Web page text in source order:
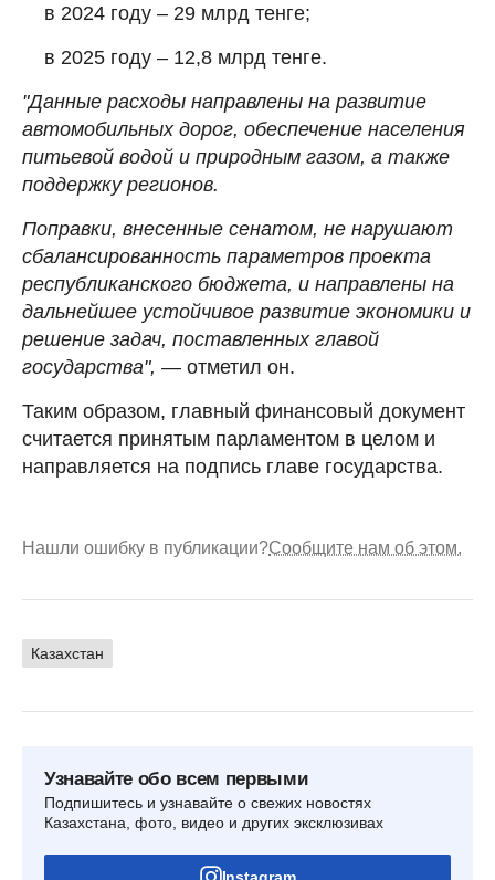
в 2024 году – 29 млрд тенге;
в 2025 году – 12,8 млрд тенге.
"Данные расходы направлены на развитие
автомобильных дорог, обеспечение населения
питьевой водой и природным газом, а также
поддержку регионов.
Поправки, внесенные сенатом, не нарушают
сбалансированность параметров проекта
республиканского бюджета, и направлены на
дальнейшее устойчивое развитие экономики и
решение задач, поставленных главой
государства", — отметил он.
Таким образом, главный финансовый документ
считается принятым парламентом в целом и
направляется на подпись главе государства.
Нашли ошибку в публикации?Сообщите нам об этом.
Казахстан
Узнавайте обо всем первыми
Подпишитесь и узнавайте о свежих новостях
Казахстана, фото, видео и других эксклюзивах
Instagram